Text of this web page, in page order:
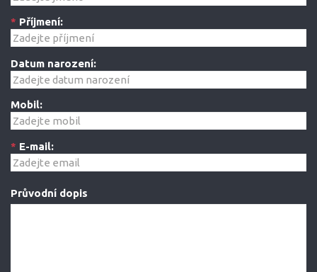
* Příjmení:
Datum narození:
Mobil:
* E-mail:
Průvodní dopis